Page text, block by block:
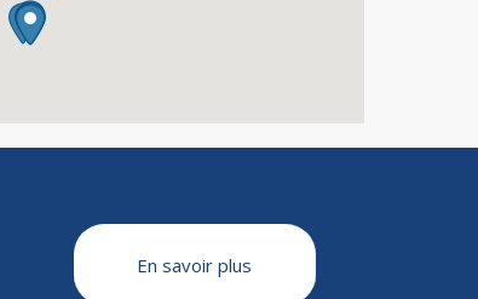
En savoir plus